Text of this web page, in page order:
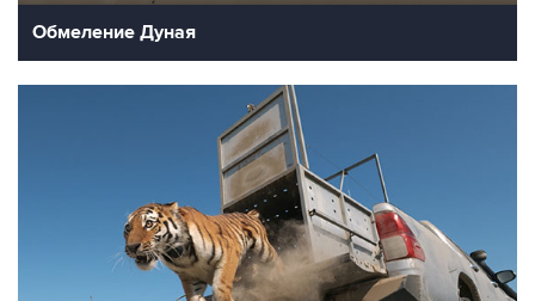
Обмеление Дуная